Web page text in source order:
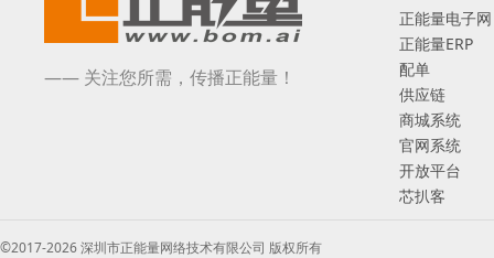
—— 关注您所需，传播正能量！
正能量电子网
正能量ERP
配单
供应链
商城系统
官网系统
开放平台
芯扒客
©2017-2026 深圳市正能量网络技术有限公司 版权所有